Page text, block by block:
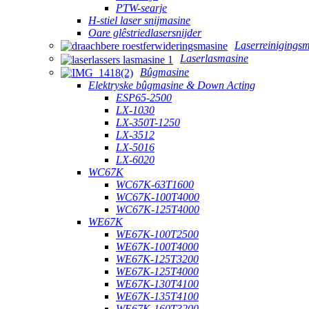
PTW-searje
H-stiel laser snijmasine
Oare glêstriedlasersnijder
Laserlasmasine
Bûgmasine
Elektryske bûgmasine & Down Acting
ESP65-2500
LX-1030
LX-350T-1250
LX-3512
LX-5016
LX-6020
WC67K
WC67K-63T1600
WC67K-100T4000
WC67K-125T4000
WE67K
WE67K-100T2500
WE67K-100T4000
WE67K-125T3200
WE67K-125T4000
WE67K-130T4100
WE67K-135T4100